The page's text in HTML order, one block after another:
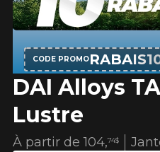
PNEUS
RECHERCHE DE
Rechercher par
Par dimensions
Recherche par dimensions
ROUES
RECHERCHE DE
ENSEMBLES
RECHERCHE
PROMOTIONS
DAI Alloys
Lustre
À partir de104,74$
CODE PROMO